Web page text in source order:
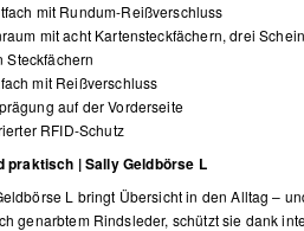
mit Rundum-Reißverschluss
mit acht Kartensteckfächern, drei
Steckfächern
mit Reißverschluss
auf der Vorderseite
RFID-Schutz
praktisch | Sally Geldbörse L
L bringt Übersicht in den Alltag –
genarbtem Rindsleder, schützt sie dank